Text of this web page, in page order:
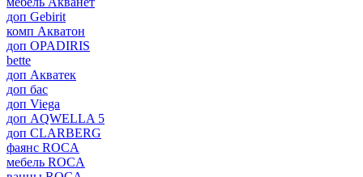
доп Gebirit
комп Акватон
доп OPADIRIS
bette
доп Акватек
доп бас
доп Viega
доп AQWELLA 5
доп CLARBERG
фаянс ROCA
мебель ROCA